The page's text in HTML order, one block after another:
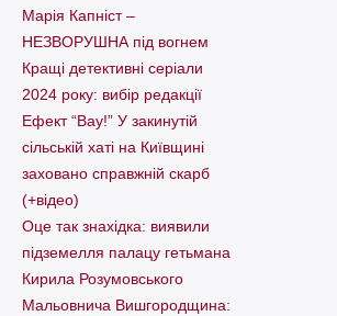
Марія Капніст –
НЕЗВОРУШНА під вогнем
Кращі детективні серіали
2024 року: вибір редакції
Ефект “Вау!” У закинутій
сільській хаті на Київщині
заховано справжній скарб
(+відео)
Оце так знахідка: виявили
підземелля палацу гетьмана
Кирила Розумовського
Мальовнича Вишгородщина: